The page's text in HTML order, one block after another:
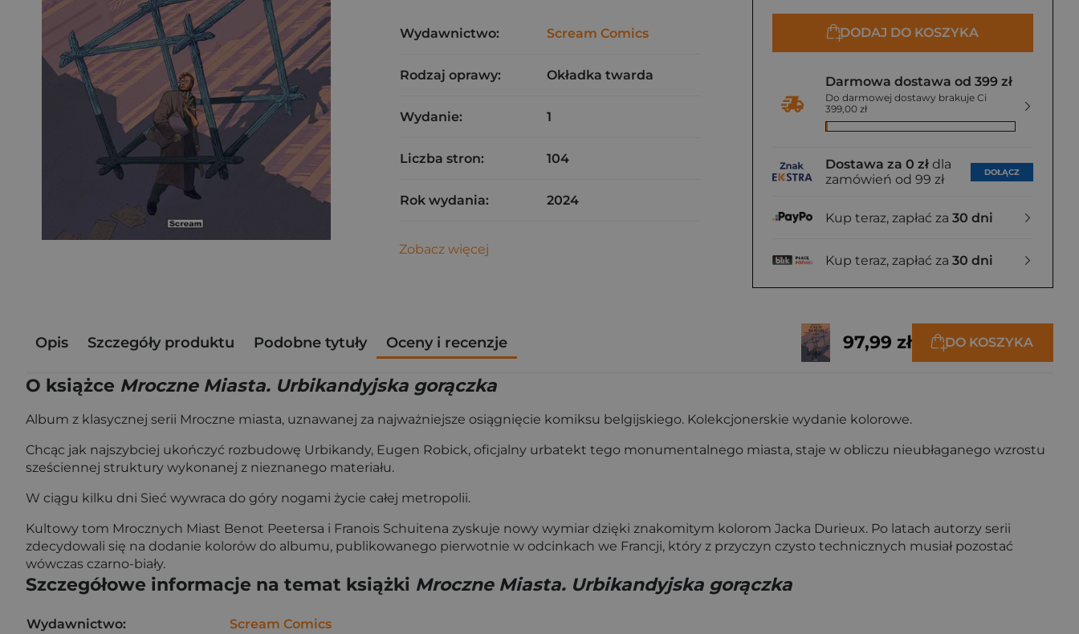
DODAJ DO KOSZYKA
Darmowa dostawa od 399 zł
Do darmowej dostawy brakuje Ci
399,00 zł
Dostawa za 0 zł dla
zamówień od 99 zł
DOŁĄCZ
Kup teraz, zapłać za 30 dni
Kup teraz, zapłać za 30 dni
Wydawnictwo: Scream Comics
Rodzaj oprawy: Okładka twarda
Wydanie: 1
Liczba stron: 104
Rok wydania: 2024
Zobacz więcej
Opis Szczegóły produktu Podobne tytuły Oceny i recenzje 97,99 zł DO KOSZYKA
O książce Mroczne Miasta. Urbikandyjska gorączka
Album z klasycznej serii Mroczne miasta, uznawanej za najważniejsze osiągnięcie komiksu belgijskiego. Kolekcjonerskie wydanie kolorowe.
Chcąc jak najszybciej ukończyć rozbudowę Urbikandy, Eugen Robick, oficjalny urbatekt tego monumentalnego miasta, staje w obliczu nieubłaganego wzrostu
sześciennej struktury wykonanej z nieznanego materiału.
W ciągu kilku dni Sieć wywraca do góry nogami życie całej metropolii.
Kultowy tom Mrocznych Miast Benot Peetersa i Franois Schuitena zyskuje nowy wymiar dzięki znakomitym kolorom Jacka Durieux. Po latach autorzy serii
zdecydowali się na dodanie kolorów do albumu, publikowanego pierwotnie w odcinkach we Francji, który z przyczyn czysto technicznych musiał pozostać
wówczas czarno-biały.
Szczegółowe informacje na temat książki Mroczne Miasta. Urbikandyjska gorączka
Wydawnictwo: Scream Comics